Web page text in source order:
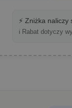
⚡ Zniżka naliczy
ℹ️ Rabat dotyczy